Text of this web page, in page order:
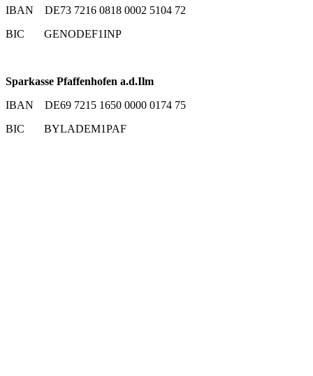
IBAN DE73 7216 0818 0002 5104 72
BIC GENODEF1INP
Sparkasse Pfaffenhofen a.d.Ilm
IBAN DE69 7215 1650 0000 0174 75
BIC BYLADEM1PAF